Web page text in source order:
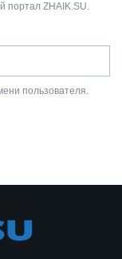
портал ZHAIK.SU.
пользователя.